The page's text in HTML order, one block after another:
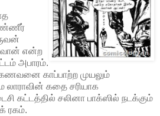
என்ற
அபாரம்.
காப்பாற்ற முயலும்
கதை சரியாக
கட்டத்தில் சலினா பாக்ஸில் நடக்கும்
ரகம்.